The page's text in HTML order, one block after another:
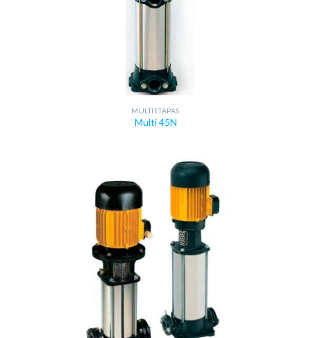
MULTIETAPAS
Multi 45N